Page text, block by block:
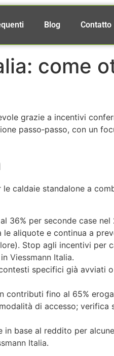
Blog Contatto
come
grazie a incentivi
passo‑passo, con un
caldaie standalone a
36% per seconde case nel
aliquote e continua a
Stop agli incentivi per
Viessmann Italia.
specifici già avviati
contributi fino al 65%
di accesso; verifica
base al reddito per
Italia.